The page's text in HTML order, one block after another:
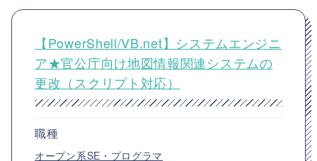
【PowerShell/VB.net】システムエンジニ
ア★官公庁向け地図情報関連システムの
更改（スクリプト対応）
職種
オープン系SE・プログラマ